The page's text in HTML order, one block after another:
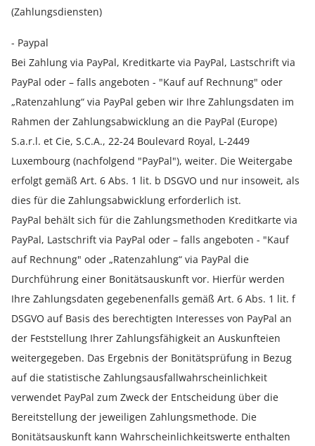
(Zahlungsdiensten)
- Paypal
Bei Zahlung via PayPal, Kreditkarte via PayPal, Lastschrift via
PayPal oder – falls angeboten - "Kauf auf Rechnung" oder
„Ratenzahlung“ via PayPal geben wir Ihre Zahlungsdaten im
Rahmen der Zahlungsabwicklung an die PayPal (Europe)
S.a.r.l. et Cie, S.C.A., 22-24 Boulevard Royal, L-2449
Luxembourg (nachfolgend "PayPal"), weiter. Die Weitergabe
erfolgt gemäß Art. 6 Abs. 1 lit. b DSGVO und nur insoweit, als
dies für die Zahlungsabwicklung erforderlich ist.
PayPal behält sich für die Zahlungsmethoden Kreditkarte via
PayPal, Lastschrift via PayPal oder – falls angeboten - "Kauf
auf Rechnung" oder „Ratenzahlung“ via PayPal die
Durchführung einer Bonitätsauskunft vor. Hierfür werden
Ihre Zahlungsdaten gegebenenfalls gemäß Art. 6 Abs. 1 lit. f
DSGVO auf Basis des berechtigten Interesses von PayPal an
der Feststellung Ihrer Zahlungsfähigkeit an Auskunfteien
weitergegeben. Das Ergebnis der Bonitätsprüfung in Bezug
auf die statistische Zahlungsausfallwahrscheinlichkeit
verwendet PayPal zum Zweck der Entscheidung über die
Bereitstellung der jeweiligen Zahlungsmethode. Die
Bonitätsauskunft kann Wahrscheinlichkeitswerte enthalten